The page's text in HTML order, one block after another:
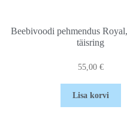
Beebivoodi pehmendus
täisring
55,00 €
Lisa korvi